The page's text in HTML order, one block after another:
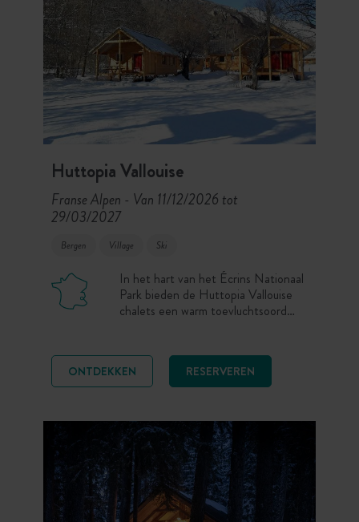
Huttopia Vallouise
Franse Alpen - Van 11/12/2026 tot
29/03/2027
Bergen Village Ski
In het hart van het Écrins Nationaal
Park bieden de Huttopia Vallouise
chalets een warm toevluchtsoord
toppen, dicht bij de resorts van Puy-
Saint-Vincent en Pelvoux-Vallouise.
Na een dag skiën of
het gezellige comfort van het chalet
en de sfeer van het alpine dorp.
ONTDEKKEN RESERVEREN